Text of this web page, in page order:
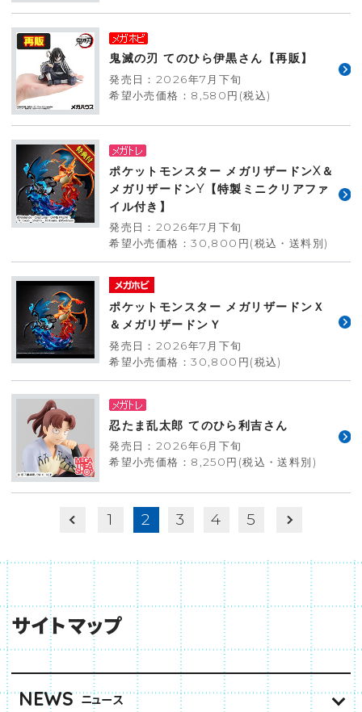
鬼滅の刃 てのひら伊黒さん【再販】
発売日：2026年7月下旬
希望小売価格：8,580円(税込)
ポケットモンスター メガリザードンX＆
メガリザードンY【特製ミニクリアファ
イル付き】
発売日：2026年7月下旬
希望小売価格：30,800円(税込・送料別)
ポケットモンスター メガリザードンＸ
＆メガリザードンＹ
発売日：2026年7月下旬
希望小売価格：30,800円(税込)
忍たま乱太郎 てのひら利吉さん
発売日：2026年6月下旬
希望小売価格：8,250円(税込・送料別)
1 2 3 4 5
サイトマップ
NEWS ニュース